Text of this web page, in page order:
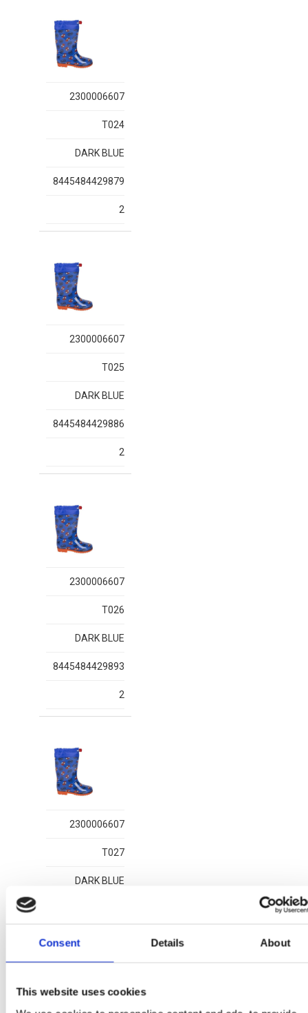
Consent Details About
This website uses cookies
2300006607
T024
DARK BLUE
8445484429879
2
2300006607
T025
DARK BLUE
8445484429886
2
2300006607
T026
DARK BLUE
8445484429893
2
2300006607
T027
DARK BLUE